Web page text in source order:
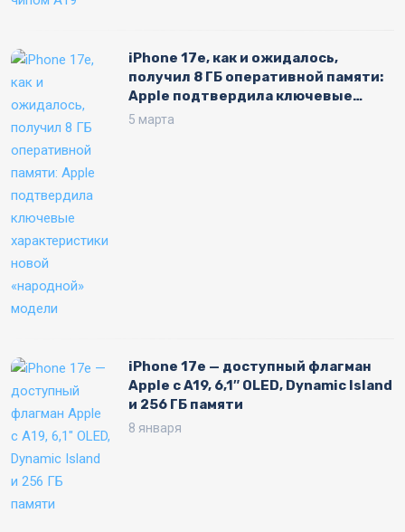
iPhone 17e, как и ожидалось,
получил 8 ГБ оперативной памяти:
Apple подтвердила ключевые
характеристики «народной»
5 марта
iPhone 17e — доступный флагман
Apple с A19, 6,1″ OLED, Dynamic Island
и 256 ГБ памяти
8 января